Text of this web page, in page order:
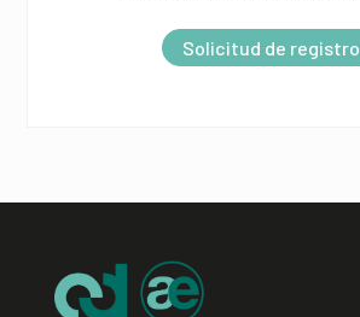
:
Solicitud de registro